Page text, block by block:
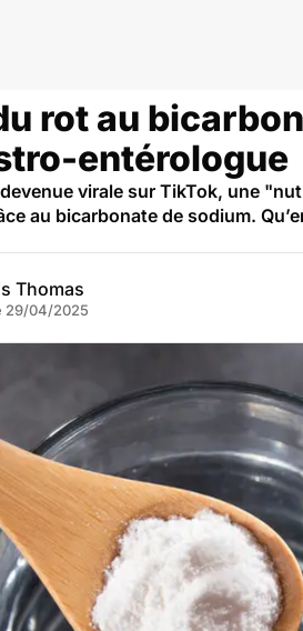
rot au
entérologue
virale sur TikTok, une
au bicarbonate de sodium.
Thomas
29/04/2025